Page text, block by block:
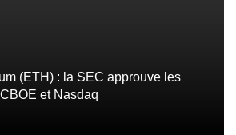
(ETH) : la SEC approuve les
et Nasdaq